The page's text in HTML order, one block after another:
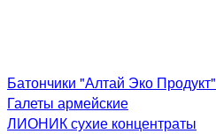
Батончики "Алтай Эко Продукт"
Галеты армейские
ЛИОНИК сухие концентраты